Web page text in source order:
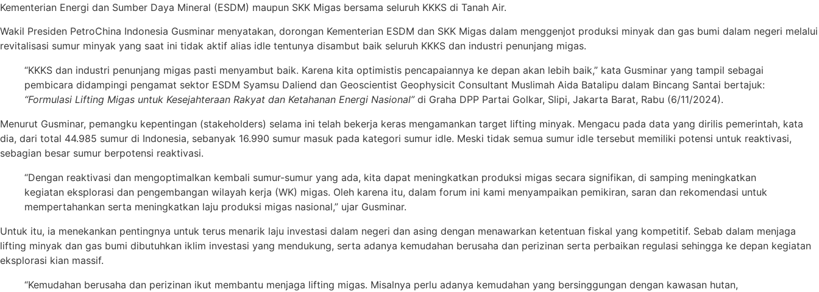
Kementerian Energi dan Sumber Daya Mineral (ESDM) maupun SKK Migas bersama seluruh KKKS di Tanah Air.
Wakil Presiden PetroChina Indonesia Gusminar menyatakan, dorongan Kementerian ESDM dan SKK Migas dalam menggenjot produksi minyak dan gas bumi dalam negeri melalui
revitalisasi sumur minyak yang saat ini tidak aktif alias idle tentunya disambut baik seluruh KKKS dan industri penunjang migas.
“KKKS dan industri penunjang migas pasti menyambut baik. Karena kita optimistis pencapaiannya ke depan akan lebih baik,” kata Gusminar yang tampil sebagai
pembicara didampingi pengamat sektor ESDM Syamsu Daliend dan Geoscientist Geophysicit Consultant Muslimah Aida Batalipu dalam Bincang Santai bertajuk:
“Formulasi Lifting Migas untuk Kesejahteraan Rakyat dan Ketahanan Energi Nasional”di Graha DPP Partai Golkar, Slipi, Jakarta Barat, Rabu (6/11/2024).
Menurut Gusminar, pemangku kepentingan (stakeholders) selama ini telah bekerja keras mengamankan target lifting minyak. Mengacu pada data yang dirilis pemerintah, kata
dia, dari total 44.985 sumur di Indonesia, sebanyak 16.990 sumur masuk pada kategori sumur idle. Meski tidak semua sumur idle tersebut memiliki potensi untuk reaktivasi,
sebagian besar sumur berpotensi reaktivasi.
“Dengan reaktivasi dan mengoptimalkan kembali sumur-sumur yang ada, kita dapat meningkatkan produksi migas secara signifikan, di samping meningkatkan
kegiatan eksplorasi dan pengembangan wilayah kerja (WK) migas. Oleh karena itu, dalam forum ini kami menyampaikan pemikiran, saran dan rekomendasi untuk
mempertahankan serta meningkatkan laju produksi migas nasional,” ujar Gusminar.
Untuk itu, ia menekankan pentingnya untuk terus menarik laju investasi dalam negeri dan asing dengan menawarkan ketentuan fiskal yang kompetitif. Sebab dalam menjaga
lifting minyak dan gas bumi dibutuhkan iklim investasi yang mendukung, serta adanya kemudahan berusaha dan perizinan serta perbaikan regulasi sehingga ke depan kegiatan
eksplorasi kian massif.
“Kemudahan berusaha dan perizinan ikut membantu menjaga lifting migas. Misalnya perlu adanya kemudahan yang bersinggungan dengan kawasan hutan,